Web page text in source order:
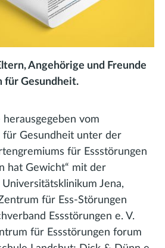
Angehörige und Freunde
für Gesundheit.
vom
für Gesundheit unter der
für Essstörungen
hat Gewicht“ mit der
Jena,
für Ess-Störungen
Essstörungen e. V.
für Essstörungen forum